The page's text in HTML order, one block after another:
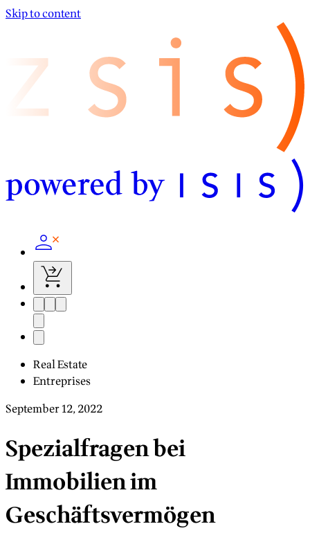
Skip to content
Real Estate
Entreprises
September 12, 2022
Spezialfragen bei
Immobilien im
Geschäftsvermögen